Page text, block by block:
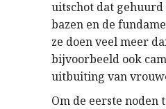
uitschot dat
bazen en de
ze doen veel meer
bijvoorbeeld ook
uitbuiting van
Om de eerste noden